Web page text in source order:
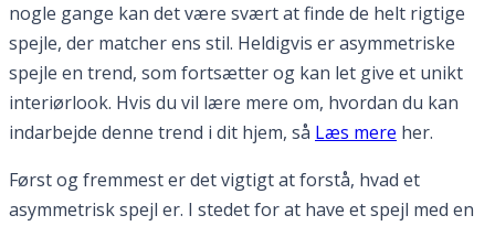
nogle gange kan det være svært at finde de helt rigtige
spejle, der matcher ens stil. Heldigvis er asymmetriske
spejle en trend, som fortsætter og kan let give et unikt
interiørlook. Hvis du vil lære mere om, hvordan du kan
indarbejde denne trend i dit hjem, så Læs mere her.
Først og fremmest er det vigtigt at forstå, hvad et
asymmetrisk spejl er. I stedet for at have et spejl med en